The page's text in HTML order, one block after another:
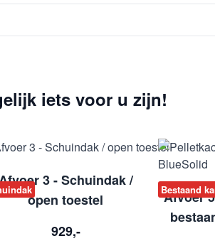
iets voor u zijn!
3 - Schuindak /
open toestel
929,-
Bestaand
Afvoer